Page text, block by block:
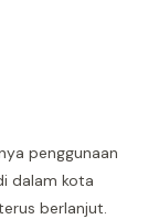
penggunaan
dalam kota
berlanjut.